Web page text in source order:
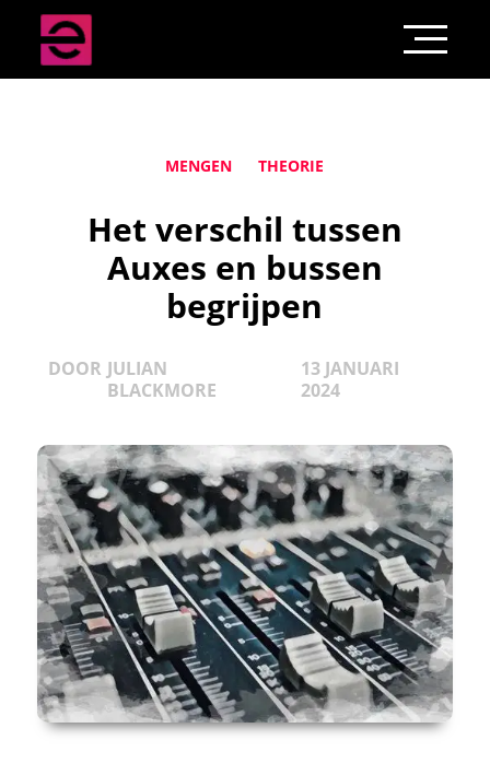
MENGEN THEORIE
Het verschil tussen
Auxes en bussen
begrijpen
DOOR JULIAN
BLACKMORE
13 JANUARI
2024